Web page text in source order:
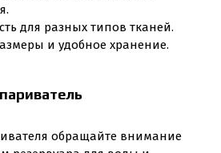
для разных типов тканей.
и удобное хранение.
обращайте внимание